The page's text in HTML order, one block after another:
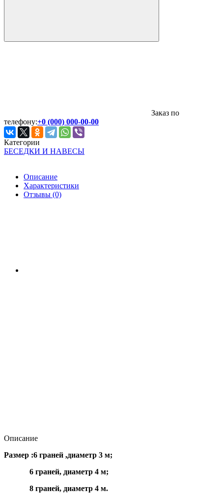
Заказ по
телефону:+0 (000) 000-00-00
Категории
БЕСЕДКИ И НАВЕСЫ
Описание
Характеристики
Отзывы (0)
Описание
Размер :6 граней ,диаметр 3 м;
6 граней, диаметр 4 м;
8 граней, диаметр 4 м.